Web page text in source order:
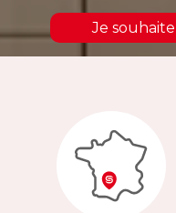
Je